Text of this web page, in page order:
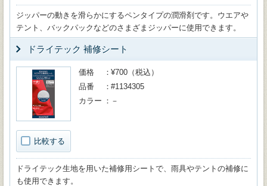
ジッパーの動きを滑らかにするペンタイプの潤滑剤です。ウエアや
テント、バックパックなどのさまざまジッパーに使用できます。
ドライテック 補修シート
比較する
価格
¥700（税込）
品番
#1134305
カラー
－
ドライテック生地を用いた補修用シートで、雨具やテントの補修に
も使用できます。